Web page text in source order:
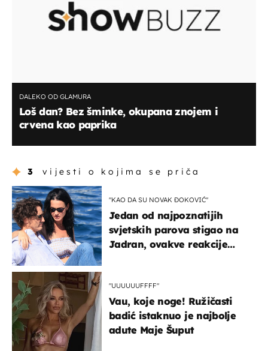
DALEKO OD GLAMURA
Loš dan? Bez šminke, okupana znojem i
crvena kao paprika
3 vijesti o kojima se priča
"KAO DA SU NOVAK ĐOKOVIĆ"
Jedan od najpoznatijih
svjetskih parova stigao na
Jadran, ovakve reakcije
"UUUUUUFFFF"
Vau, koje noge! Ružičasti
badić istaknuo je najbolje
adute Maje Šuput